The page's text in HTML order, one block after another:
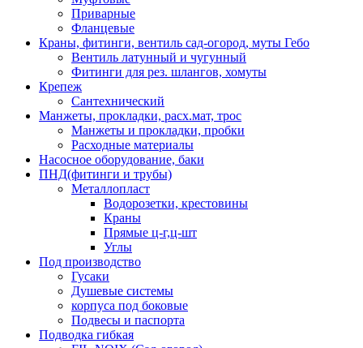
Приварные
Фланцевые
Краны, фитинги, вентиль сад-огород, муты Гебо
Вентиль латунный и чугунный
Фитинги для рез. шлангов, хомуты
Крепеж
Сантехнический
Манжеты, прокладки, расх.мат, трос
Манжеты и прокладки, пробки
Расходные материалы
Насосное оборудование, баки
ПНД(фитинги и трубы)
Металлопласт
Водорозетки, крестовины
Краны
Прямые ц-г,ц-шт
Углы
Под производство
Гусаки
Душевые системы
корпуса под боковые
Подвесы и паспорта
Подводка гибкая